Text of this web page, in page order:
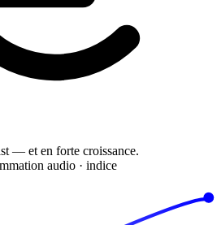
— et en forte croissance.
audio · indice